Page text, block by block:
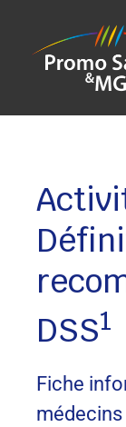
contenu
DSS1
Fiche